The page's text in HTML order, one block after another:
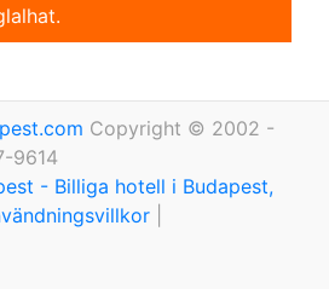
Copyright © 2002 -
9614
- Billiga hotell i Budapest,